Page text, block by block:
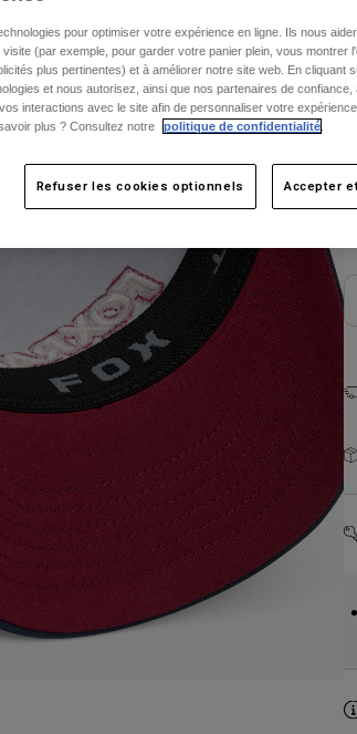
pour optimiser votre expérience en ligne. Ils nous
(par exemple, pour garder votre panier plein, vous montrer
plus pertinentes) et à améliorer notre site web. En cliquant
et nous autorisez, ainsi que nos partenaires de confiance,
interactions avec le site afin de personnaliser votre
plus ? Consultez notre
politique de confidentialité
Refuser les cookies optionnels Accepter